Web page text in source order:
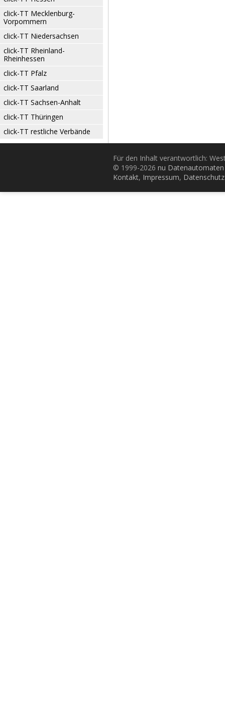
click-TT Mecklenburg-
Vorpommern
click-TT Niedersachsen
click-TT Rheinland-
Rheinhessen
click-TT Pfalz
click-TT Saarland
click-TT Sachsen-Anhalt
click-TT Thüringen
click-TT restliche Verbände
Für den Inhalt verantwortlich:
© 1999-2026 nu
Kontakt, Impressum, Datenschutz